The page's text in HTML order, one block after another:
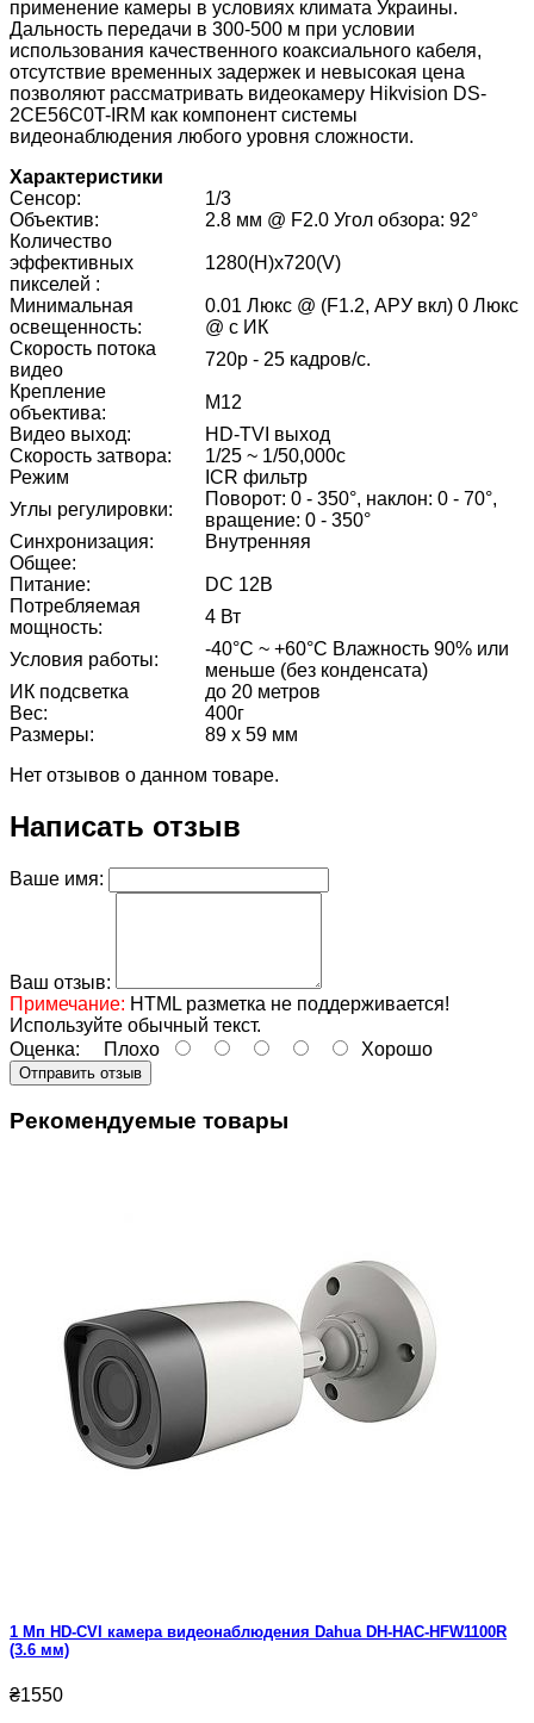
применение камеры в условиях климата Украины.
Дальность передачи в 300-500 м при условии
использования качественного коаксиального кабеля,
отсутствие временных задержек и невысокая цена
позволяют рассматривать видеокамеру Hikvision DS-
2CE56C0T-IRM как компонент системы
видеонаблюдения любого уровня сложности.
Характеристики
Сенсор:
1/3
Объектив:
2.8 мм @ F2.0 Угол обзора: 92°
Количество
эффективных
пикселей :
1280(H)x720(V)
Минимальная
освещенность:
0.01 Люкс @ (F1.2, АРУ вкл) 0 Люкс
@ с ИК
Скорость потока
видео
720p - 25 кадров/с.
Крепление
объектива:
М12
Видео выход:
HD-TVI выход
Скорость затвора:
1/25 ~ 1/50,000с
Режим
ICR фильтр
Углы регулировки:
Поворот: 0 - 350°, наклон: 0 - 70°,
вращение: 0 - 350°
Синхронизация:
Внутренняя
Общее:
Питание:
DC 12В
Потребляемая
мощность:
4 Вт
Условия работы:
-40°C ~ +60°C Влажность 90% или
меньше (без конденсата)
ИК подсветка
до 20 метров
Вес:
400г
Размеры:
89 х 59 мм
Нет отзывов о данном товаре.
Написать отзыв
Ваше имя:
Ваш отзыв:
Примечание: HTML разметка не поддерживается!
Используйте обычный текст.
Оценка: Плохо Хорошо
Отправить отзыв
Рекомендуемые товары
1 Мп HD-CVI камера видеонаблюдения Dahua DH-HAC-HFW1100R
(3.6 мм)
₴1550